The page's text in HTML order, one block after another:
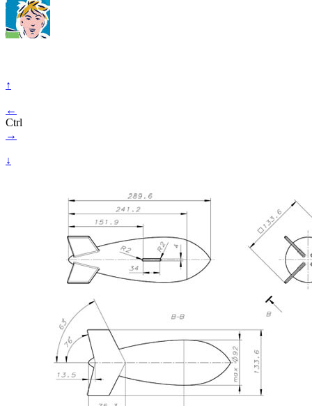
↑
←
Ctrl
→
↓